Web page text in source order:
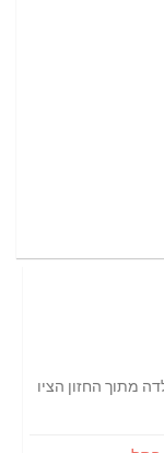
מתוך החזון הציו